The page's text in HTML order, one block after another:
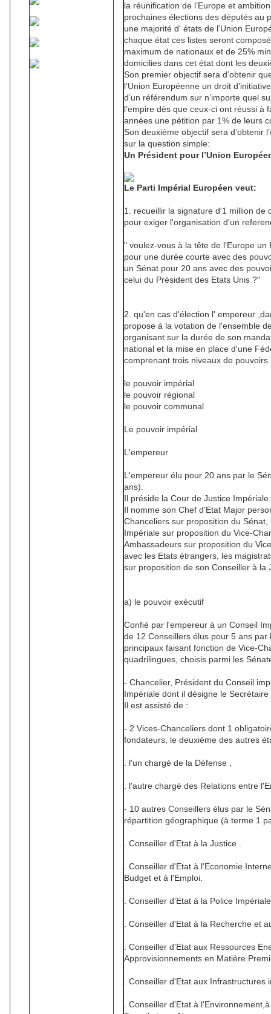
la réunification de l’Europe et
prochaines élections des députés au
une majorité d' états de l’Union
chaque état ces listes seront
maximum de nationaux et de 25%
domicilies dans cet état dont les
Son premier objectif sera d’obtenir
l’Union Européenne un droit
d’un référendum sur n’importe quel
l’empire dès que ceux-ci ont réussi à
années une pétition par 1% de leurs
Son deuxième objectif sera d’obtenir
sur la question simple:
Un Président pour l’Union
Le Parti Impérial Européen veut:
1. recueillir la signature d'1 million de
pour exiger l'organisation d'un
" voulez-vous à la tête de l'Europe un
pour une durée courte avec des
un Sénat pour 20 ans avec des
celui du Président des Etats Unis ?"
2. qu'en cas d'élection l' empereur
propose à la votation de l'ensemble
organisant sur la durée de son
national et la mise en place d'une
comprenant trois niveaux de pouvoirs
le pouvoir impérial
le pouvoir régional
le pouvoir communal
Le pouvoir impérial
L'empereur
L'empereur élu pour 20 ans par le
ans).
Il préside la Cour de Justice Impériale.
Il nomme son Chef d'Etat Major
Chanceliers sur proposition du
Impériale sur proposition du Vice-
Ambassadeurs sur proposition du
avec les Etats étrangers, les
sur proposition de son Conseiller à la
a) le pouvoir exécutif
Confié par l'empereur à un Conseil
de 12 Conseillers élus pour 5 ans par
principaux faisant fonction de Vice-
quadrilingues, choisis parmi les
- Chancelier, Président du Conseil
Impériale dont il désigne le
Il est assisté de :
- 2 Vices-Chanceliers dont 1
fondateurs, le deuxième des autres
. l'un chargé de la Défense ,
. l'autre chargé des Relations entre
- 10 autres Conseillers élus par le
répartition géographique (à terme 1
. Conseiller d'Etat à la Justice .
. Conseiller d'Etat à l'Economie
Budget et à l'Emploi.
. Conseiller d'Etat à la Police
. Conseiller d'Etat à la Recherche et
. Conseiller d'Etat aux Ressources
Approvisionnements en Matière
. Conseiller d'Etat aux
. Conseiller d'Etat à